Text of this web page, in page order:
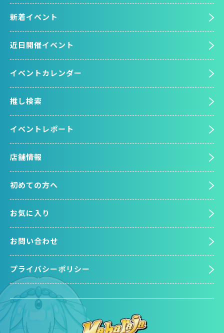
新着イベント
近日開催イベント
イベントカレンダー
推し検索
イベントレポート
店舗情報
初めての方へ
お気に入り
お問い合わせ
プライバシーポリシー